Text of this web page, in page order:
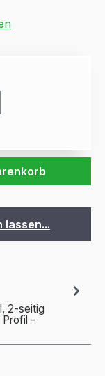
lassen...
2-seitig
Profil -